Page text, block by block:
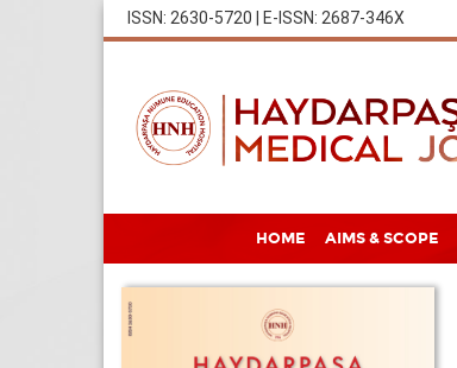
ISSN: 2630-5720 | E-ISSN: 2687-346X
HOME AIMS & SCOPE